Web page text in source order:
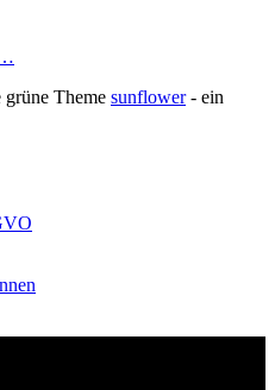
grüne Theme sunflower‐ ein